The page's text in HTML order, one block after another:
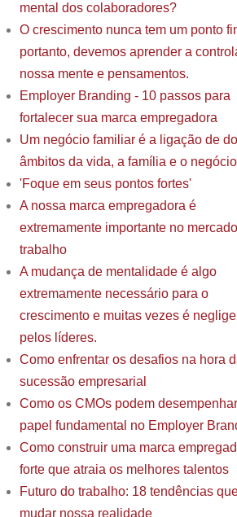
mental dos colaboradores?
O crescimento nunca tem um ponto
portanto, devemos aprender a
nossa mente e pensamentos.
Employer Branding - 10 passos para
fortalecer sua marca empregadora
Um negócio familiar é a ligação de
âmbitos da vida, a família e o
'Foque em seus pontos fortes'
A nossa marca empregadora é
extremamente importante no
trabalho
A mudança de mentalidade é algo
extremamente necessário para o
crescimento e muitas vezes é
pelos líderes.
Como enfrentar os desafios na hora
sucessão empresarial
Como os CMOs podem
papel fundamental no Employer
Como construir uma marca
forte que atraia os melhores talentos
Futuro do trabalho: 18 tendências
mudar nossa realidade